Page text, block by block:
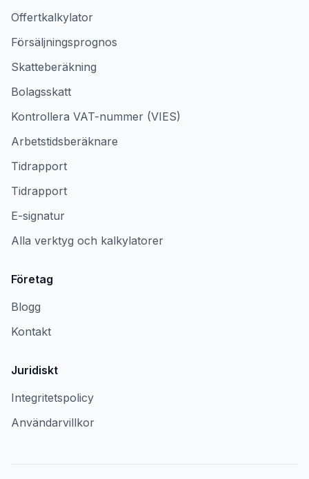
Offertkalkylator
Försäljningsprognos
Skatteberäkning
Bolagsskatt
Kontrollera VAT-nummer (VIES)
Arbetstidsberäknare
Tidrapport
Tidrapport
E-signatur
Alla verktyg och kalkylatorer
Företag
Blogg
Kontakt
Juridiskt
Integritetspolicy
Användarvillkor